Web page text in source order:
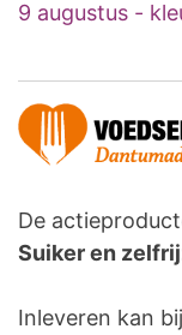
9 augustus -
De
Suiker en
Inleveren kan